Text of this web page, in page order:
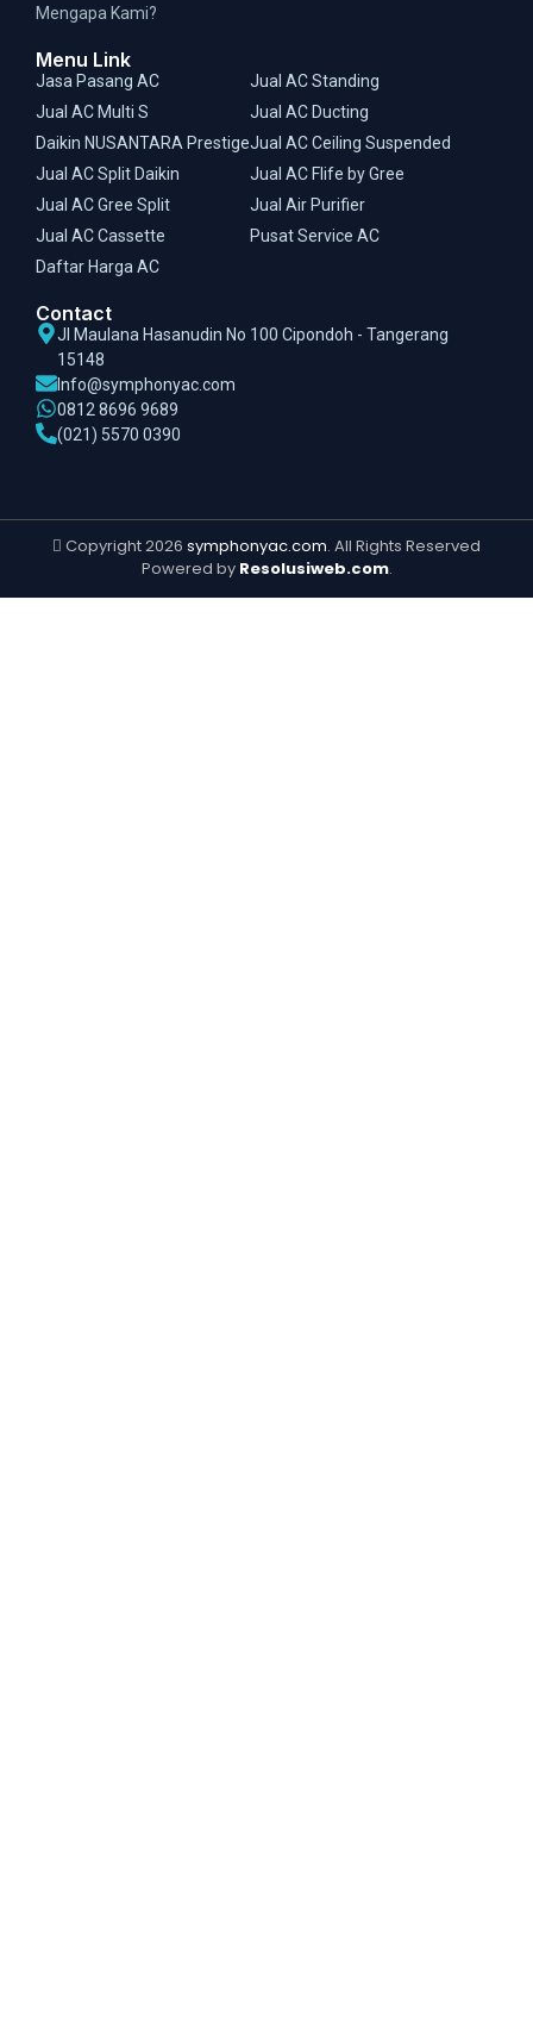
Mengapa Kami?
Menu Link
Jasa Pasang AC
Jual AC Multi S
Daikin NUSANTARA Prestige
Jual AC Split Daikin
Jual AC Gree Split
Jual AC Cassette
Daftar Harga AC
Jual AC Standing
Jual AC Ducting
Jual AC Ceiling Suspended
Jual AC Flife by Gree
Jual Air Purifier
Pusat Service AC
Contact
Jl Maulana Hasanudin No 100 Cipondoh - Tangerang
15148
Info@symphonyac.com
0812 8696 9689
(021) 5570 0390
Copyright 2026 symphonyac.com. All Rights Reserved
Powered by Resolusiweb.com.